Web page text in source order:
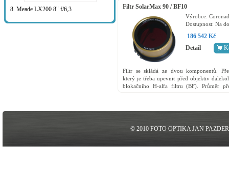
8. Meade LX200 8" f/6,3 Filtr SolarMax 90 / BF10
Výrobce:
Dostupnost: Na
186 542 Kč
Detail
Filtr se skládá ze dvou komponentů.
který je třeba upevnit před objektiv
blokačního H-alfa filtru (BF). Průměr
© 2010 FOTO OPTIKA JAN